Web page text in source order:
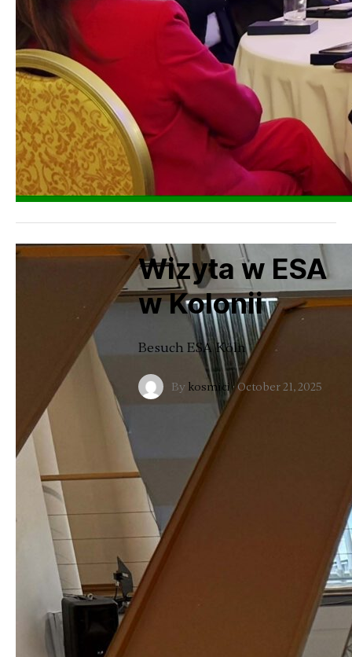
Wizyta w ESA
w Kolonii
Besuch ESA Köln
By kosmici·October 21, 2025